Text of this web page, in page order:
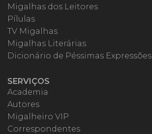
Migalhas dos Leitores
Pílulas
TV Migalhas
Migalhas Literárias
Dicionário de Péssimas Expressões
SERVIÇOS
Academia
Autores
Migalheiro VIP
Correspondentes